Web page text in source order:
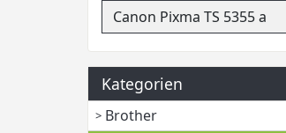
Kategorien
Brother